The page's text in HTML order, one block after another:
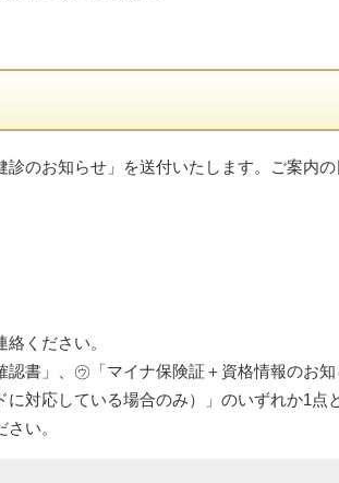
のお知らせ」を送付いたします。ご案内の
ください。
書」、㋒「マイナ保険証＋資格情報のお知
対応している場合のみ）」のいずれか1点
い。